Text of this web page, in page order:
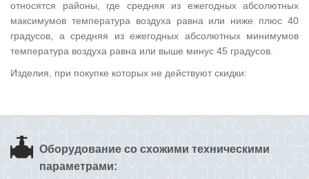
относятся районы, где средняя из ежегодных абсолютных
максимумов температура воздуха равна или ниже плюс 40
градусов, а средняя из ежегодных абсолютных минимумов
температура воздуха равна или выше минус 45 градусов.
Изделия, при покупке которых не действуют скидки:
Оборудование со схожими техническими
параметрами: